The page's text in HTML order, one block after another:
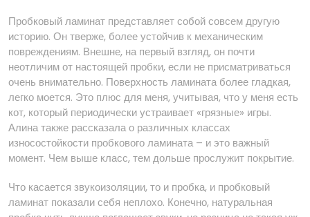
Пробковый ламинат представляет собой совсем другую
историю. Он тверже, более устойчив к механическим
повреждениям. Внешне, на первый взгляд, он почти
неотличим от настоящей пробки, если не присматриваться
очень внимательно. Поверхность ламината более гладкая,
легко моется. Это плюс для меня, учитывая, что у меня есть
кот, который периодически устраивает «грязные» игры.
Алина также рассказала о различных классах
износостойкости пробкового ламината – и это важный
момент. Чем выше класс, тем дольше прослужит покрытие.
Что касается звукоизоляции, то и пробка, и пробковый
ламинат показали себя неплохо. Конечно, натуральная